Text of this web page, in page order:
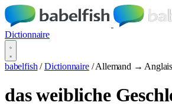
Dictionnaire
babelfish / Dictionnaire / Allemand → Anglais
das weibliche